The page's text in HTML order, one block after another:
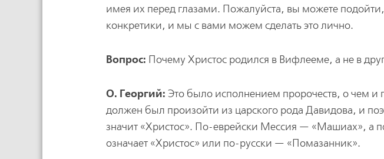
имея их перед глазами. Пожалуйста, вы можете подойти,
конкретики, и мы с вами можем сделать это лично.
Вопрос: Почему Христос родился в Вифлееме, а не в
О. Георгий: Это было исполнением пророчеств, о чем и
должен был произойти из царского рода Давидова, и
значит «Христос». По-еврейски Мессия — «Машиах», а
означает «Христос» или по-русски — «Помазанник».